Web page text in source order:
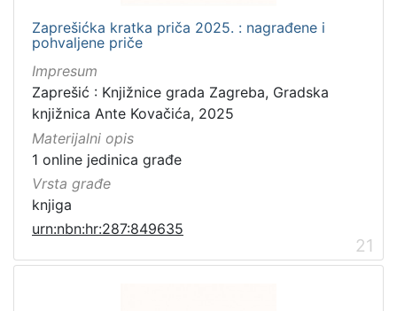
Zaprešićka kratka priča 2025. : nagrađene i
pohvaljene priče
Impresum
Zaprešić : Knjižnice grada Zagreba, Gradska
knjižnica Ante Kovačića, 2025
Materijalni opis
1 online jedinica građe
Vrsta građe
knjiga
urn:nbn:hr:287:849635
21